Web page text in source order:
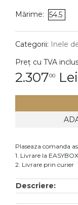
Pandantive
DIAMANTE
Cercei
Accesorii
Mărime: 54.5
Categorii: Inele
Preț cu TVA
2.30700 Lei
Plaseaza comanda
1. Livrare la
2. Livrare prin curier
Descriere: